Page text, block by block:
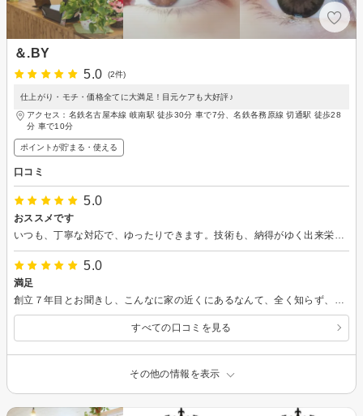
＆.BY
5.0
(2件)
仕上がり・モチ・価格全てに大満足！目元ケアも大好評♪
アクセス：名鉄名古屋本線 岐南駅 徒歩30分 車で7分、名鉄各務原線 切通駅 徒歩28
分 車で10分
ポイントが貯まる・使える
口コミ
5.0
おススメです
5.0
満足
すべての口コミを見る
その他の情報を表示